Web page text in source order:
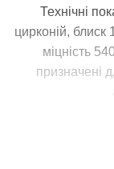
Технічні
цирконій, блиск
міцність
призначені